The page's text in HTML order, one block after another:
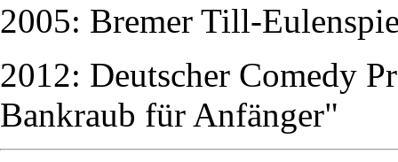
2005: Bremer Till-
2012: Deutscher Comedy
Bankraub für Anfänger"